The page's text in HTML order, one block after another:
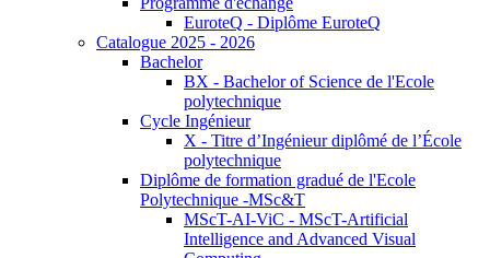
EuroteQ - Diplôme EuroteQ
Catalogue 2025 - 2026
Bachelor
BX - Bachelor of Science de l'Ecole
polytechnique
Cycle Ingénieur
X - Titre d’Ingénieur diplômé de l’École
polytechnique
Diplôme de formation gradué de l'Ecole
Polytechnique -MSc&T
MScT-AI-ViC - MScT-Artificial
Intelligence and Advanced Visual